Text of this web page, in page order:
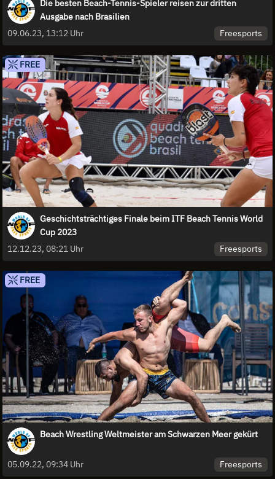
Die besten Beach-Tennis-Spieler reisen zur dritten
Ausgabe nach Brasilien
09.06.23, 13:12 Uhr
Freesports
FREE
Geschichtsträchtiges Finale beim ITF Beach Tennis World
Cup 2023
12.12.23, 08:21 Uhr
Freesports
FREE
Beach Wrestling Weltmeister am Schwarzen Meer gekürt
05.09.22, 09:34 Uhr Freesports